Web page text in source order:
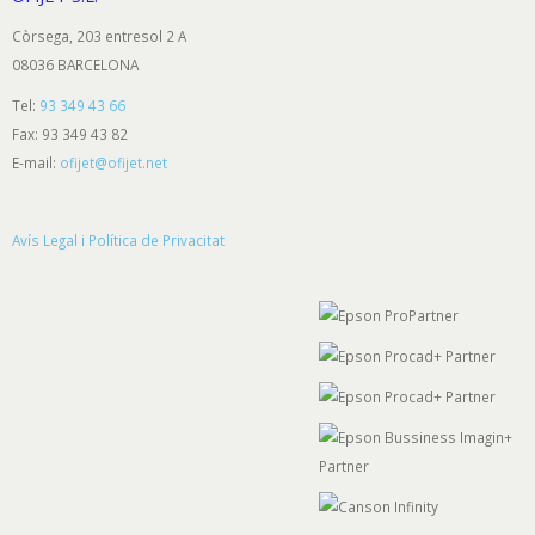
Còrsega, 203 entresol 2 A
08036 BARCELONA
Tel: 93 349 43 66
Fax: 93 349 43 82
E-mail: ofijet@ofijet.net
Avís Legal i Política de Privacitat